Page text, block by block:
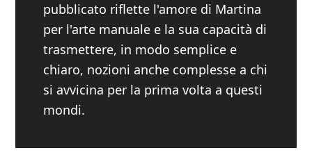
pubblicato riflette l'amore di Martina
per l'arte manuale e la sua capacità di
trasmettere, in modo semplice e
chiaro, nozioni anche complesse a chi
si avvicina per la prima volta a questi
mondi.